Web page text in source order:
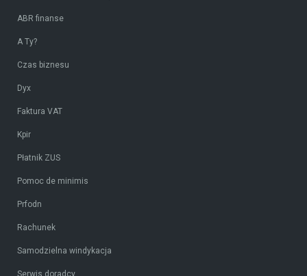
ABR finanse
A Ty?
Czas biznesu
Dyx
Faktura VAT
Kpir
Płatnik ZUS
Pomoc de minimis
Prfodn
Rachunek
Samodzielna windykacja
Serwis doradcy